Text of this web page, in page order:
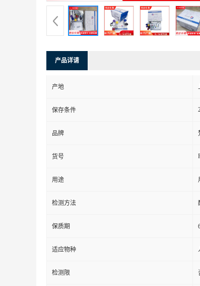
产品详请
产地
保存条件
品牌
货号
用途
检测方法
保质期
适应物种
检测限